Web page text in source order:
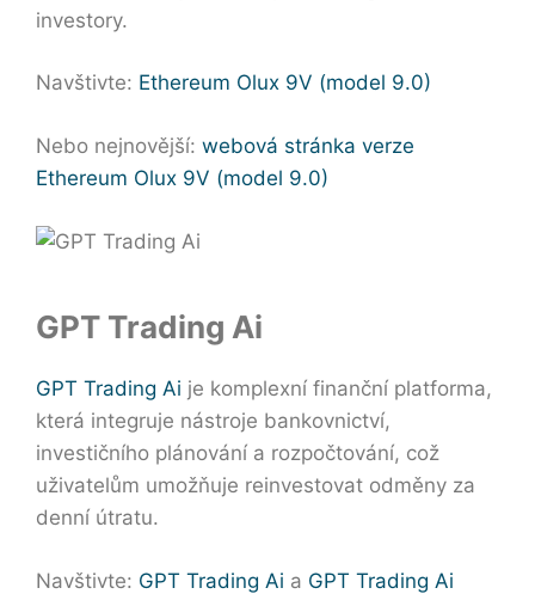
investory.
Navštivte: Ethereum Olux 9V (model 9.0)
Nebo nejnovější: webová stránka verze
Ethereum Olux 9V (model 9.0)
GPT Trading Ai
GPT Trading Ai je komplexní finanční platforma,
která integruje nástroje bankovnictví,
investičního plánování a rozpočtování, což
uživatelům umožňuje reinvestovat odměny za
denní útratu.
Navštivte: GPT Trading Ai a GPT Trading Ai